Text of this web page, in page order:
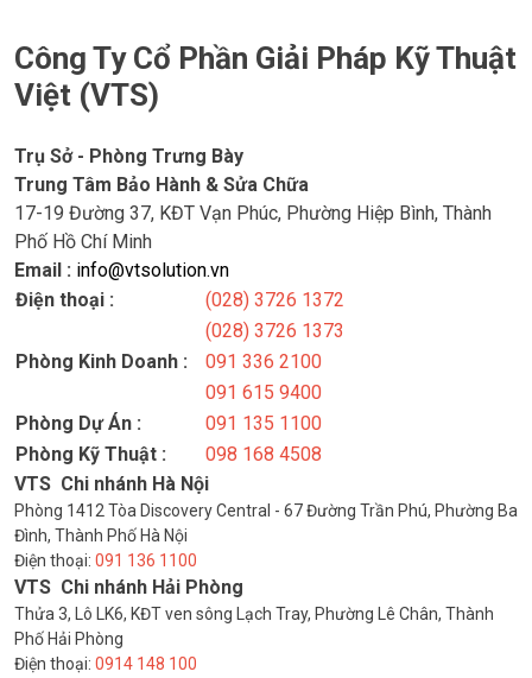
Công Ty Cổ Phần Giải Pháp Kỹ Thuật
Việt (VTS)
Trụ Sở - Phòng Trưng Bày
Trung Tâm Bảo Hành & Sửa Chữa
17-19 Đường 37, KĐT Vạn Phúc, Phường Hiệp Bình, Thành
Phố Hồ Chí Minh
Email : info@vtsolution.vn
Điện thoại :
(028) 3726 1372
(028) 3726 1373
Phòng Kinh Doanh :
091 336 2100
091 615 9400
Phòng Dự Án :
091 135 1100
Phòng Kỹ Thuật :
098 168 4508
VTS Chi nhánh Hà Nội
Phòng 1412 Tòa Discovery Central - 67 Đường Trần Phú, Phường Ba
Đình, Thành Phố Hà Nội
Điện thoại: 091 136 1100
VTS Chi nhánh Hải Phòng
Thửa 3, Lô LK6, KĐT ven sông Lạch Tray, Phường Lê Chân, Thành
Phố Hải Phòng
Điện thoại: 0914 148 100